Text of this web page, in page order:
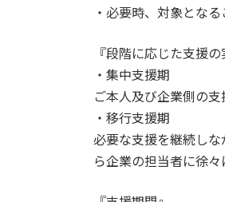
・必要時、対象とな
『段階に応じた支援の
・集中支援期
ご本人及び企業側の
・移行支援期
必要な支援を継続し
ら企業の担当者に徐々